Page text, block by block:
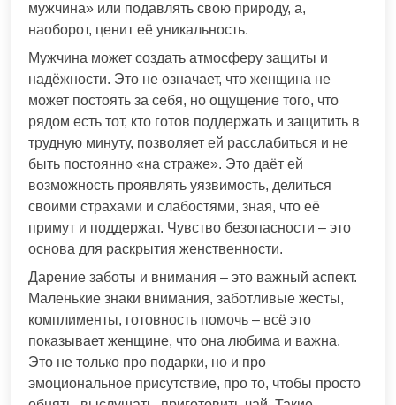
мужчина» или подавлять свою природу, а,
наоборот, ценит её уникальность.
Мужчина может создать атмосферу защиты и
надёжности. Это не означает, что женщина не
может постоять за себя, но ощущение того, что
рядом есть тот, кто готов поддержать и защитить в
трудную минуту, позволяет ей расслабиться и не
быть постоянно «на страже». Это даёт ей
возможность проявлять уязвимость, делиться
своими страхами и слабостями, зная, что её
примут и поддержат. Чувство безопасности – это
основа для раскрытия женственности.
Дарение заботы и внимания – это важный аспект.
Маленькие знаки внимания, заботливые жесты,
комплименты, готовность помочь – всё это
показывает женщине, что она любима и важна.
Это не только про подарки, но и про
эмоциональное присутствие, про то, чтобы просто